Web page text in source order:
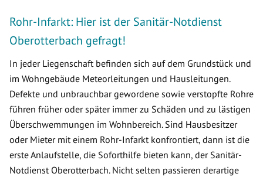
Rohr-Infarkt: Hier ist der Sanitär-Notdienst
Oberotterbach gefragt!
In jeder Liegenschaft befinden sich auf dem Grundstück und
im Wohngebäude Meteorleitungen und Hausleitungen.
Defekte und unbrauchbar gewordene sowie verstopfte Rohre
führen früher oder später immer zu Schäden und zu lästigen
Überschwemmungen im Wohnbereich. Sind Hausbesitzer
oder Mieter mit einem Rohr-Infarkt konfrontiert, dann ist die
erste Anlaufstelle, die Soforthilfe bieten kann, der Sanitär-
Notdienst Oberotterbach. Nicht selten passieren derartige